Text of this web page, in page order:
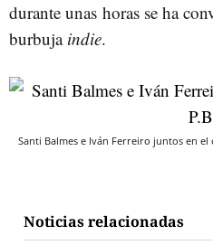
durante unas horas se ha
burbuja indie.
Santi Balmes e Iván Ferreiro juntos en el
Noticias relacionadas